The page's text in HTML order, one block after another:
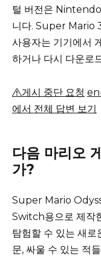
털 버전은
니다. Super Mario
사용자는 기기에서
하거나 다시 다운로
게시 중단 요청
에서 전체 답변 보기
다음 마리오
가?
Super Mario
Switch용으로 제작
탐험할 수 있는 새로
문, 싸울 수 있는 적